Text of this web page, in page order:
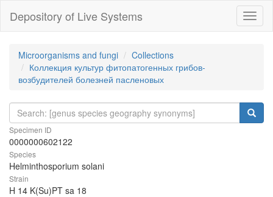
Depository of Live Systems
Microorganisms and fungi
Collections
Коллекция культур фитопатогенных грибов-
возбудителей болезней пасленовых
Specimen ID
0000000602122
Species
Helminthosporium solani
Strain
H 14 K(Su)PT sa 18